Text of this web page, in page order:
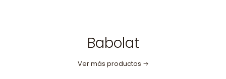
Babolat
Ver más productos